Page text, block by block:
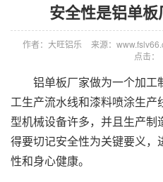
安全性是铝单
作者：大旺铝乐 来源：
点击：
铝单板厂家做为一个加工
工生产流水线和漆料喷涂生
型机械设备许多，并且生产
得要切记安全性为关键要义
性和身心健康。